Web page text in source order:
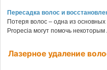
Пересадка волос и
Потеря волос – одна из
Propecia могут помочь
Лазерное удаление